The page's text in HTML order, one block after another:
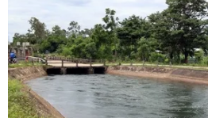
Sở hữu trí tuệ
RSS
Hỗ
Ngôn ngữ